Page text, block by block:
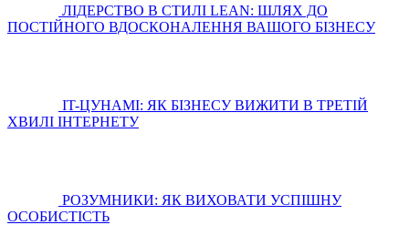
ЛІДЕРСТВО В СТИЛІ LEAN: ШЛЯХ ДО
ПОСТІЙНОГО ВДОСКОНАЛЕННЯ ВАШОГО БІЗНЕСУ
IT-ЦУНАМІ: ЯК БІЗНЕСУ ВИЖИТИ В ТРЕТІЙ
ХВИЛІ ІНТЕРНЕТУ
РОЗУМНИКИ: ЯК ВИХОВАТИ УСПІШНУ
ОСОБИСТІСТЬ